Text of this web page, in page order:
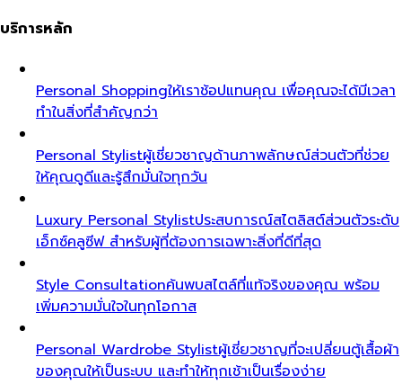
บริการหลัก
Personal Shoppingให้เราช้อปแทนคุณ เพื่อคุณจะได้มีเวลา
ทำในสิ่งที่สำคัญกว่า
Personal Stylistผู้เชี่ยวชาญด้านภาพลักษณ์ส่วนตัวที่ช่วย
ให้คุณดูดีและรู้สึกมั่นใจทุกวัน
Luxury Personal Stylistประสบการณ์สไตลิสต์ส่วนตัวระดับ
เอ็กซ์คลูซีฟ สำหรับผู้ที่ต้องการเฉพาะสิ่งที่ดีที่สุด
Style Consultationค้นพบสไตล์ที่แท้จริงของคุณ พร้อม
เพิ่มความมั่นใจในทุกโอกาส
Personal Wardrobe Stylistผู้เชี่ยวชาญที่จะเปลี่ยนตู้เสื้อผ้า
ของคุณให้เป็นระบบ และทำให้ทุกเช้าเป็นเรื่องง่าย